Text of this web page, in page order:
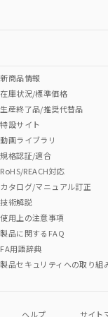
Cr(VI)
あっても、流通在
くは販売店へお問い
新商品情報
在庫状況/標準価格
生産終了品/推奨代替品
特設サイト
動画ライブラリ
規格認証/適合
RoHS/REACH対応
カタログ/マニュアル訂正
技術解説
使用上の注意事項
製品に関するFAQ
FA用語辞典
製品セキュリティへの取り組
ヘルプ サイト